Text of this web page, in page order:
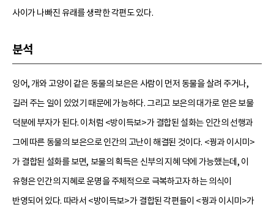
사이가 나빠진 유래를 생략한 각편도 있다.
분석
잉어, 개와 고양이 같은 동물의 보은은 사람이 먼저 동물을 살려 주거나,
길러 주는 일이 있었기 때문에 가능하다. 그리고 보은의 대가로 얻은 보물
덕분에 부자가 된다. 이처럼 <방이득보>가 결합된 설화는 인간의 선행과
그에 따른 동물의 보은으로 인간의 고난이 해결된 것이다. <꿩과 이시미>
가 결합된 설화를 보면, 보물의 획득은 신부의 지혜 덕에 가능했는데, 이
유형은 인간의 지혜로 운명을 주체적으로 극복하고자 하는 의식이
반영되어 있다. 따라서 <방이득보>가 결합된 각편들이 <꿩과 이시미>가